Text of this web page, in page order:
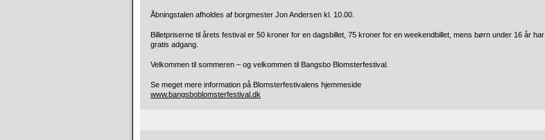
Åbningstalen afholdes af borgmester Jon Andersen kl. 10.00.
Billetpriserne til årets festival er 50 kroner for en dagsbillet, 75 kroner for en weekendbillet, mens børn under 16 år har
gratis adgang.
Velkommen til sommeren – og velkommen til Bangsbo Blomsterfestival.
Se meget mere information på Blomsterfestivalens hjemmeside
www.bangsboblomsterfestival.dk